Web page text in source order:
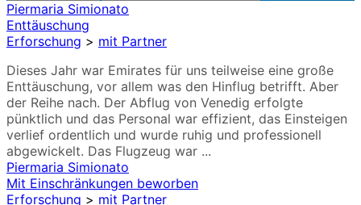
Piermaria Simionato
Enttäuschung
Erforschung > mit Partner
Dieses Jahr war Emirates für uns teilweise eine große
Enttäuschung, vor allem was den Hinflug betrifft. Aber
der Reihe nach. Der Abflug von Venedig erfolgte
pünktlich und das Personal war effizient, das Einsteigen
verlief ordentlich und wurde ruhig und professionell
abgewickelt. Das Flugzeug war ...
Piermaria Simionato
Mit Einschränkungen beworben
Erforschung > mit Partner